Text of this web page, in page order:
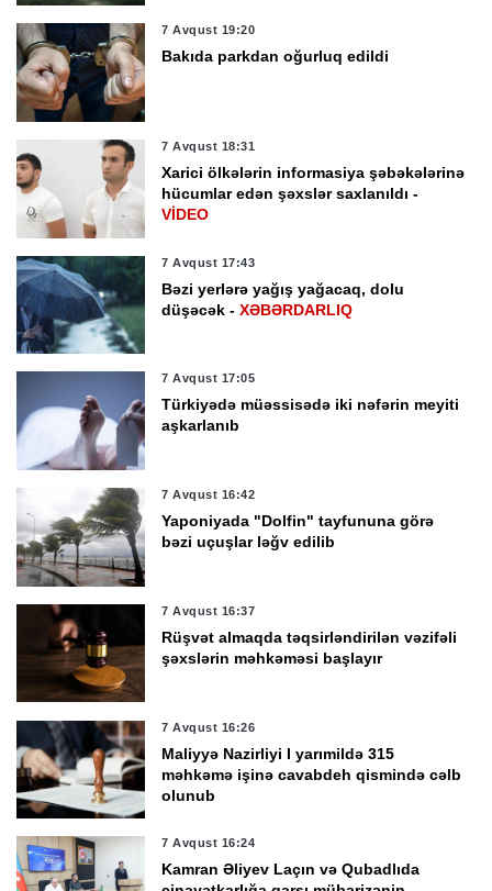
7 Avqust 19:20
Bakıda parkdan oğurluq edildi
7 Avqust 18:31
Xarici ölkələrin informasiya şəbəkələrinə
hücumlar edən şəxslər saxlanıldı -
VİDEO
7 Avqust 17:43
Bəzi yerlərə yağış yağacaq, dolu
düşəcək -XƏBƏRDARLIQ
7 Avqust 17:05
Türkiyədə müəssisədə iki nəfərin meyiti
aşkarlanıb
7 Avqust 16:42
Yaponiyada "Dolfin" tayfununa görə
bəzi uçuşlar ləğv edilib
7 Avqust 16:37
Rüşvət almaqda təqsirləndirilən vəzifəli
şəxslərin məhkəməsi başlayır
7 Avqust 16:26
Maliyyə Nazirliyi I yarımildə 315
məhkəmə işinə cavabdeh qismində cəlb
olunub
7 Avqust 16:24
Kamran Əliyev Laçın və Qubadlıda